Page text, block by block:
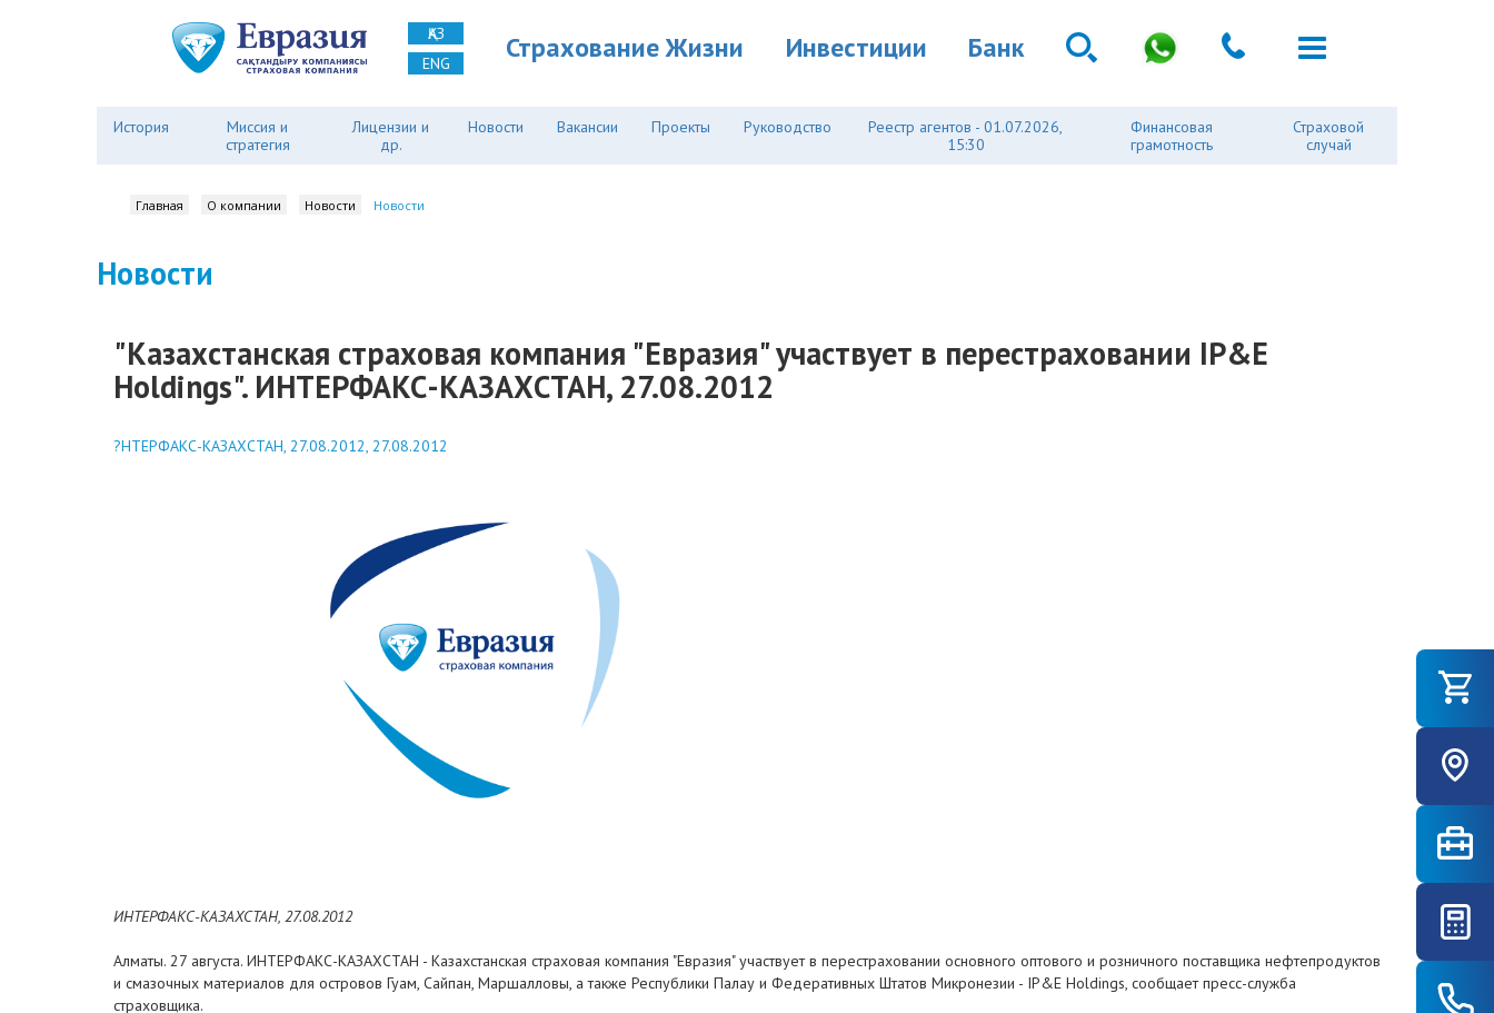
ҚАЗ
ENG
Страхование Жизни Инвестиции Банк
История
Миссия и
стратегия
Лицензии и
др.
Новости Вакансии Проекты Руководство
Реестр агентов - 01.07.2026,
15:30
Финансовая
грамотность
Страховой
случай
Главная О компании Новости Новости
Новости
"Казахстанская страховая компания "Евразия" участвует в перестраховании IP&E
Holdings". ИНТЕРФАКС-КАЗАХСТАН, 27.08.2012
?НТЕРФАКС-КАЗАХСТАН, 27.08.2012, 27.08.2012
ИНТЕРФАКС-КАЗАХСТАН, 27.08.2012
Алматы. 27 августа. ИНТЕРФАКС-КАЗАХСТАН - Казахстанская страховая компания "Евразия" участвует в перестраховании основного оптового и розничного поставщика нефтепродуктов
и смазочных материалов для островов Гуам, Сайпан, Маршалловы, а также Республики Палау и Федеративных Штатов Микронезии - IP&E Holdings, сообщает пресс-служба
страховщика.